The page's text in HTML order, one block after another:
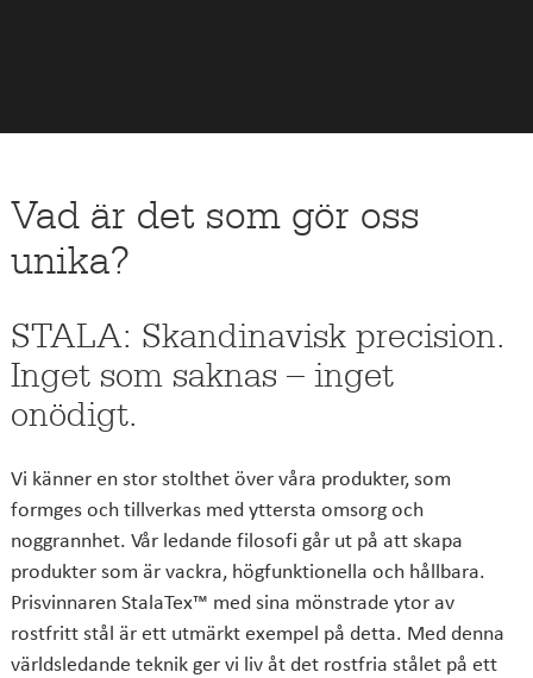
Vad är det som gör oss
unika?
STALA: Skandinavisk precision.
Inget som saknas – inget
onödigt.
Vi känner en stor stolthet över våra produkter, som
formges och tillverkas med yttersta omsorg och
noggrannhet. Vår ledande filosofi går ut på att skapa
produkter som är vackra, högfunktionella och hållbara.
Prisvinnaren StalaTex™ med sina mönstrade ytor av
rostfritt stål är ett utmärkt exempel på detta. Med denna
världsledande teknik ger vi liv åt det rostfria stålet på ett